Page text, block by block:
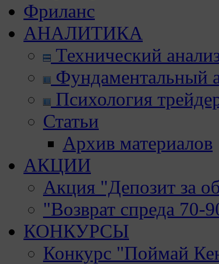
Фриланс
АНАЛИТИКА
Технический
Фундаментальный
Психология
Статьи
Архив материалов
АКЦИИ
Акция "Депозит за
"Возврат спреда 70-
КОНКУРСЫ
Конкурс "Поймай